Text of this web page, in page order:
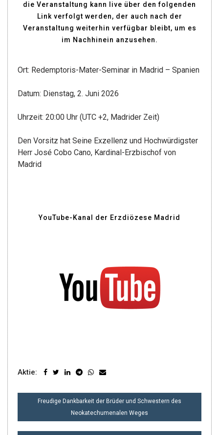
die Veranstaltung kann live über den folgenden
Link verfolgt werden, der auch nach der
Veranstaltung weiterhin verfügbar bleibt, um es
im Nachhinein anzusehen.
Ort: Redemptoris-Mater-Seminar in Madrid – Spanien
Datum: Dienstag, 2. Juni 2026
Uhrzeit: 20:00 Uhr (UTC +2, Madrider Zeit)
Den Vorsitz hat Seine Exzellenz und Hochwürdigster
Herr José Cobo Cano, Kardinal-Erzbischof von
Madrid
YouTube-Kanal der Erzdiözese Madrid
Aktie:
BEITRAGSNAVIGATION
Freudige Dankbarkeit der Brüder und Schwestern des
Neokatechumenalen Weges